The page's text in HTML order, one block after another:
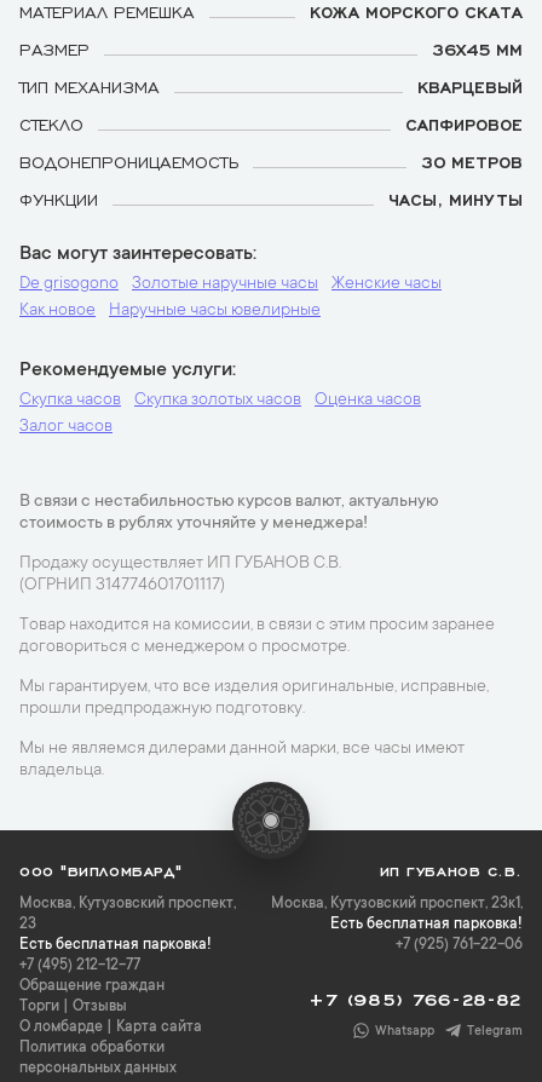
МАТЕРИАЛ РЕМЕШКА
КОЖА МОРСКОГО СКАТА
РАЗМЕР
36Х45 ММ
ТИП МЕХАНИЗМА
КВАРЦЕВЫЙ
СТЕКЛО
САПФИРОВОЕ
ВОДОНЕПРОНИЦАЕМОСТЬ
30 МЕТРОВ
ФУНКЦИИ
ЧАСЫ, МИНУТЫ
Вас могут заинтересовать
De grisogono Золотые наручные часы
Женские часы
Как новое
Наручные часы ювелирные
Рекомендуемые услуги
Скупка часов Скупка золотых часов
Оценка часов
Залог часов
В связи с нестабильностью курсов валют, актуальную
стоимость в рублях уточняйте у менеджера!
Продажу осуществляет ИП ГУБАНОВ С.В.
(ОГРНИП 314774601701117)
Товар находится на комиссии, в связи с этим просим заранее
договориться с менеджером о просмотре.
Мы гарантируем, что все изделия оригинальные, исправные,
прошли предпродажную подготовку.
Мы не являемся дилерами данной марки, все часы имеют
владельца.
ООО "ВИПЛОМБАРД"
Москва, Кутузовский проспект,
23
Есть бесплатная парковка!
+7 (495) 212-12-77
Обращение граждан
Торги
Отзывы
О ломбарде
Карта сайта
Политика обработки
персональных данных
ИП ГУБАНОВ С.В.
Москва, Кутузовский проспект, 23к1,
Есть бесплатная парковка!
+7 (925) 761-22-06
+7 (985) 766-28-82
Whatsapp Telegram